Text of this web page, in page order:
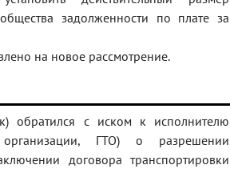
задолженности по плате за
на новое рассмотрение.
обратился с иском к исполнителю
организации, ГТО) о разрешении
договора транспортировки